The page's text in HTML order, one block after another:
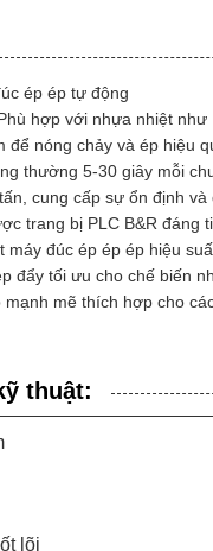
ép ép tự động
hợp với nhựa nhiệt như
để nóng chảy và ép hiệu
thường 5-30 giây mỗi
cung cấp sự ổn định và
trang bị PLC B&R đáng
đúc ép ép ép hiệu
đẩy tối ưu cho chế biến
mẽ thích hợp cho
thuật:
lõi